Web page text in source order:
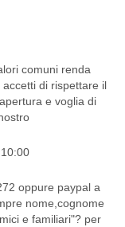
comuni renda
di rispettare il
e voglia di
oppure paypal a
nome,cognome
e familiari"? per